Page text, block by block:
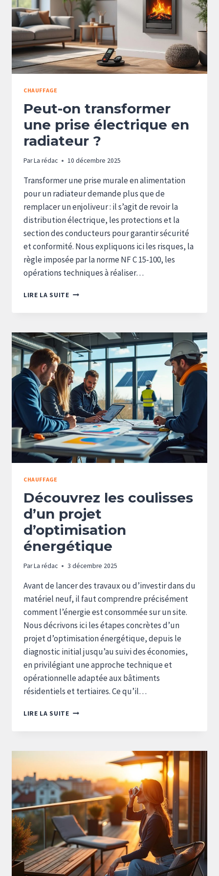
CHAUFFAGE
Peut-on transformer
une prise électrique en
radiateur ?
ParLa rédac 10 décembre 2025
Transformer une prise murale en alimentation
pour un radiateur demande plus que de
remplacer un enjoliveur : il s’agit de revoir la
distribution électrique, les protections et la
section des conducteurs pour garantir sécurité
et conformité. Nous expliquons ici les risques, la
règle imposée par la norme NF C 15‑100, les
opérations techniques à réaliser…
LIRE LA SUITEPEUT-
PRISE
ÉLECTRIQUE
EN
RADIATEUR
?
CHAUFFAGE
Découvrez les coulisses
d’un projet
d’optimisation
énergétique
ParLa rédac 3 décembre 2025
Avant de lancer des travaux ou d’investir dans du
matériel neuf, il faut comprendre précisément
comment l’énergie est consommée sur un site.
Nous décrivons ici les étapes concrètes d’un
projet d’optimisation énergétique, depuis le
diagnostic initial jusqu’au suivi des économies,
en privilégiant une approche technique et
opérationnelle adaptée aux bâtiments
résidentiels et tertiaires. Ce qu’il…
LIRE LA SUITEDÉCOUVREZ
D’OPTIMISATION
ÉNERGÉTIQUE